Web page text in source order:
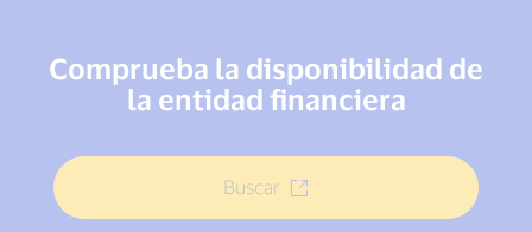
Comprueba la disponibilidad de
la entidad financiera
Buscar